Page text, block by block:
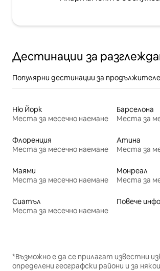
Дестинации за
Популярни дестинации за
Ню Йорк
Места за месечно наемане
Барселона
Места за
Флоренция
Места за месечно наемане
Атина
Места за
Маями
Места за месечно наемане
Монреал
Места за
Сиатъл
Места за месечно наемане
Повече
*Възможно е да се прилагат известни
определени географски райони и за